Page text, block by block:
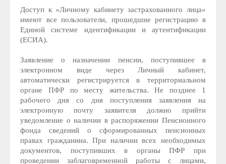
Доступ к «Личному кабинету застрахованного лица»
имеют все пользователи, прошедшие регистрацию в
Единой системе идентификации и аутентификации
(ЕСИА).
Заявление о назначении пенсии, поступившее в
электронном виде через Личный кабинет,
автоматически регистрируется в территориальном
органе ПФР по месту жительства. Не позднее 1
рабочего дня со дня поступления заявления на
электронную почту заявителя должно прийти
уведомление о наличии в распоряжении Пенсионного
фонда сведений о сформированных пенсионных
правах гражданина. При наличии всех необходимых
документов, поступивших в органы ПФР при
проведении заблаговременной работы с лицами,